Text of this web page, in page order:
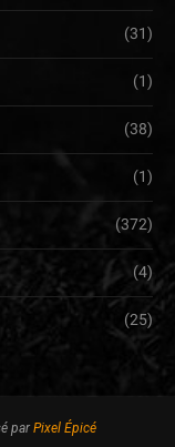
(31)
(1)
(38)
(1)
(372)
(4)
(25)
par Pixel Épicé